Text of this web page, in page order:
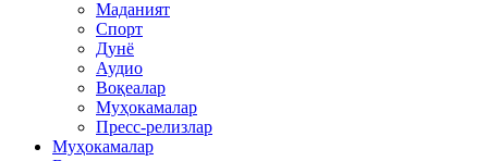
Маданият
Спорт
Дунё
Аудио
Воқеалар
Муҳокамалар
Пресс-релизлар
Муҳокамалар